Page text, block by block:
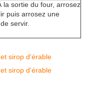
la sortie du four, arrosez
puis arrosez une
servir.